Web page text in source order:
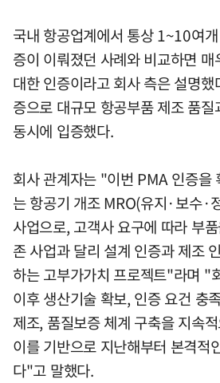
국내 항공업계에서 통상 1~10여
증이 이뤄졌던 사례와 비교하면
대한 인증이라고 회사 측은 설명
증으로 대규모 항공부품 제조 품
동시에 입증했다.
회사 관계자는 "이번 PMA 인증을
는 항공기 개조 MRO(유지·보수·
사업으로, 고객사 요구에 따라 부
존 사업과 달리 설계 인증과 제조
하는 고부가가치 프로젝트"라며 "
이후 생산기술 확보, 인증 요건 충
제조, 품질보증 체계 구축을 지속
이를 기반으로 지난해부터 본격적
다"고 말했다.